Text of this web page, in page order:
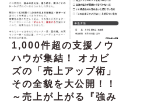
1,000件超の支援ノウ
ハウが集結！ オカビ
ズの「売上アップ術」
その全貌を大公開！！
～売上が上がる『強み